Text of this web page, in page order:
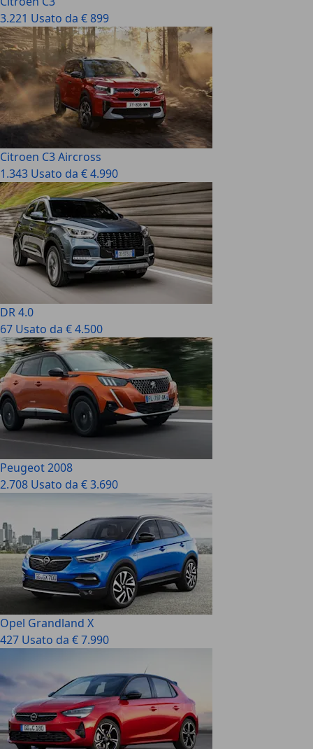
3.221 Usato da € 899
Citroen C3 Aircross
1.343 Usato da € 4.990
DR 4.0
67 Usato da € 4.500
Peugeot 2008
2.708 Usato da € 3.690
Opel Grandland X
427 Usato da € 7.990